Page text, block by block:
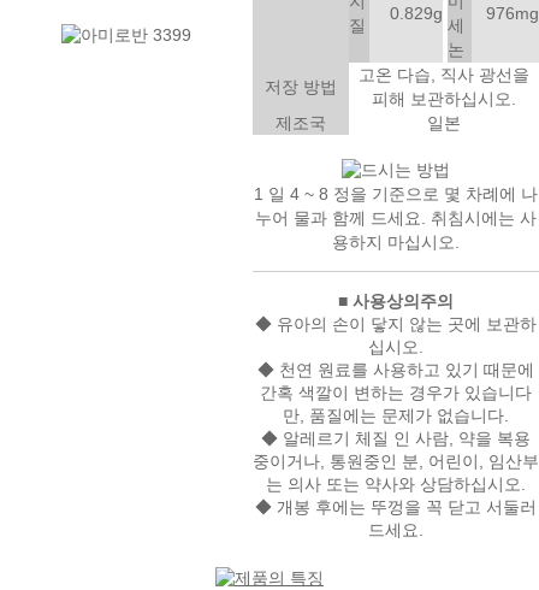
질
0.829g
세
논
976mg
저장 방법
고온 다습, 직사 광선을
피해 보관하십시오.
제조국
일본
1 일 4 ~ 8 정을 기준으로 몇 차례에 나
누어 물과 함께 드세요. 취침시에는 사
용하지 마십시오.
■ 사용상의주의
◆ 유아의 손이 닿지 않는 곳에 보관하
십시오.
◆ 천연 원료를 사용하고 있기 때문에
간혹 색깔이 변하는 경우가 있습니다
만, 품질에는 문제가 없습니다.
◆ 알레르기 체질 인 사람, 약을 복용
중이거나, 통원중인 분, 어린이, 임산부
는 의사 또는 약사와 상담하십시오.
◆ 개봉 후에는 뚜껑을 꼭 닫고 서둘러
드세요.